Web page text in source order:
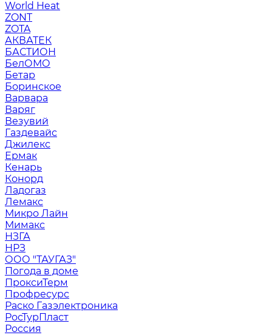
World Heat
ZONT
ZOTA
АКВАТЕК
БАСТИОН
БелОМО
Бетар
Боринское
Варвара
Варяг
Везувий
Газдевайс
Джилекс
Ермак
Кенарь
Конорд
Ладогаз
Лемакс
Микро Лайн
Мимакс
НЗГА
НРЗ
ООО "ТАУГАЗ"
Погода в доме
ПроксиТерм
Профресурс
Раско Газэлектроника
РосТурПласт
Россия